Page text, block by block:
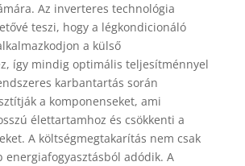
Az inverteres technológia
teszi, hogy a légkondicionáló
a külső
így mindig optimális teljesítménnyel
karbantartás során
a komponenseket, ami
élettartamhoz és csökkenti a
A költségmegtakarítás nem csak
energiafogyasztásból adódik. A